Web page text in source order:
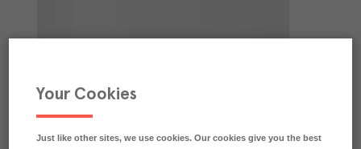
Your Cookies
Just like other sites, we use cookies. Our cookies give you the best